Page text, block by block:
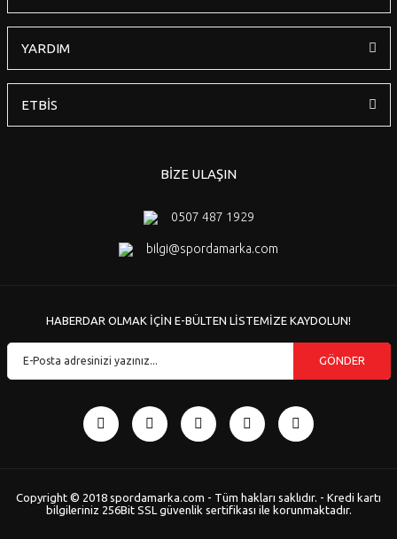
YARDIM
ETBİS
BİZE ULAŞIN
0507 487 1929
bilgi@spordamarka.com
HABERDAR OLMAK İÇİN E-BÜLTEN LİSTEMİZE KAYDOLUN!
GÖNDER
Copyright © 2018 spordamarka.com - Tüm hakları saklıdır. - Kredi kartı
bilgileriniz 256Bit SSL güvenlik sertifikası ile korunmaktadır.